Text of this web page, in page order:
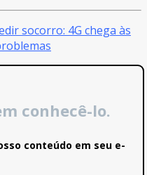
socorro: 4G chega às
conhecê-lo.
conteúdo em seu e-